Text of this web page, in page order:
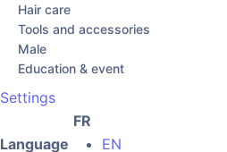
Hair care
Tools and accessories
Male
Education & event
Settings
Language
FR
EN